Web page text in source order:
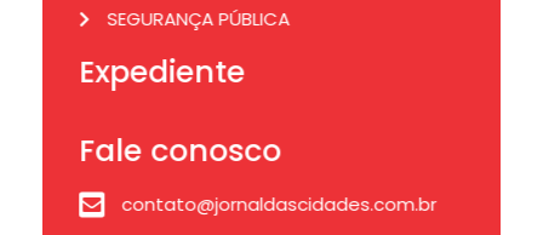
SEGURANÇA PÚBLICA
Expediente
Fale conosco
contato@jornaldascidades.com.br